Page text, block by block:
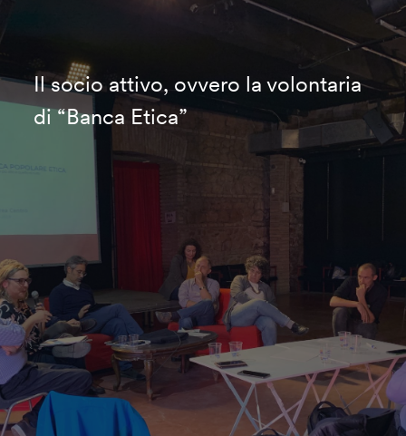
Il socio attivo, ovvero la volontaria
di “Banca Etica”